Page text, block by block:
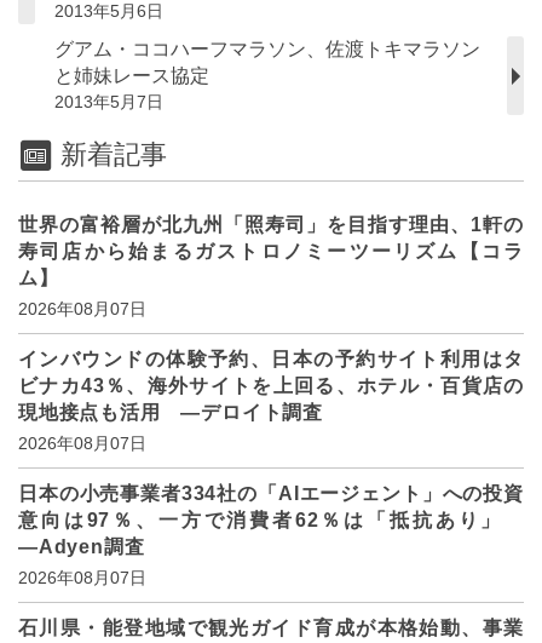
2013年5月6日
グアム・ココハーフマラソン、佐渡トキマラソン
と姉妹レース協定
2013年5月7日
新着記事
世界の富裕層が北九州「照寿司」を目指す理由、1軒の
寿司店から始まるガストロノミーツーリズム【コラ
ム】
2026年08月07日
インバウンドの体験予約、日本の予約サイト利用はタ
ビナカ43％、海外サイトを上回る、ホテル・百貨店の
現地接点も活用 ―デロイト調査
2026年08月07日
日本の小売事業者334社の「AIエージェント」への投資
意向は97％、一方で消費者62％は「抵抗あり」
―Adyen調査
2026年08月07日
石川県・能登地域で観光ガイド育成が本格始動、事業